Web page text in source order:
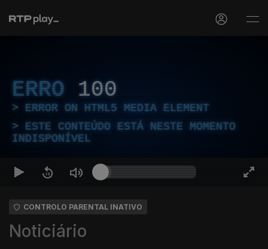
ERRO 100
ERROR ON HTML5 MEDIA ELEMENT
ESTE CONTEÚDO ESTÁ NESTE MOMENTO
INDISPONÍVEL
CONTROLO PARENTAL INATIVO
Noticiário